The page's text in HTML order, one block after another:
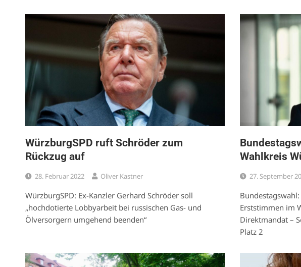
WürzburgSPD ruft Schröder zum
Rückzug auf
28. Februar 2022 Oliver Kastner
WürzburgSPD: Ex-Kanzler Gerhard Schröder soll
„hochdotierte Lobbyarbeit bei russischen Gas- und
Ölversorgern umgehend beenden“
Wahlkreis
27. September
Erststimmen im
Direktmandat –
Platz 2